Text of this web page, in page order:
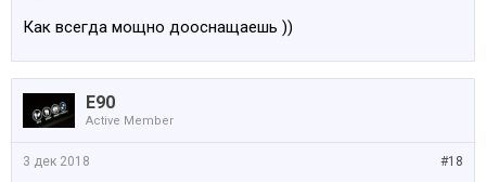
S302A
Система сигнализации
S320A
Отсутствует обозначение модели
S322A
Комфортный доступ
S3KAA
Как всегда мощно дооснащаешь ))
E90
Active Member
#18
3 дек 2018